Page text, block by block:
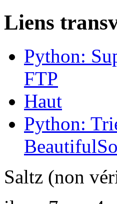
Liens
Python:
FTP
Haut
Python:
Saltz (non